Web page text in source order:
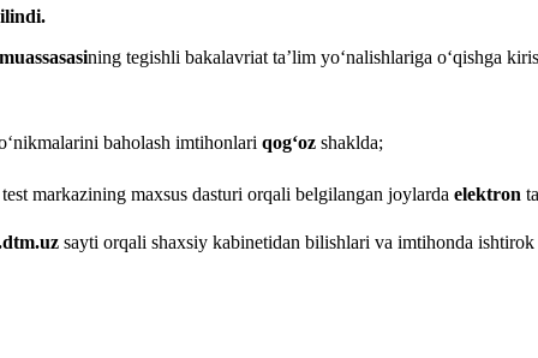
ning tegishli bakalavriat ta’lim yo‘nalishlariga o‘qishga
baholash imtihonlari qog‘oz shaklda;
markazining maxsus dasturi orqali belgilangan joylarda elektron
sayti orqali shaxsiy kabinetidan bilishlari va imtihonda ishtirok